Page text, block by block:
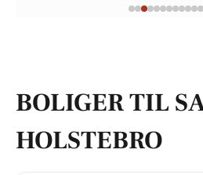
BOLIGER TIL
HOLSTEBRO